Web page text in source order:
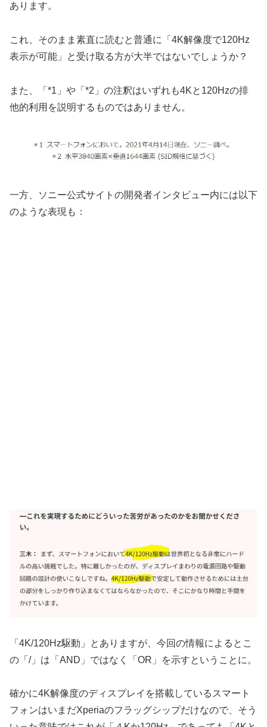
あります。
これ、そのまま素直に読むと普通に「4K解像度で120Hz
表示が可能」と受け取る方が大半ではないでしょうか？
また、「*1」や「*2」の注釈はいずれも4Kと120Hzの排
他的利用を説明するものではありません。
一方、ソニー公式サイトの開発者インタビュー内には以下
のような表現も：
「4K/120Hz駆動」とありますが、今回の情報によるとこ
の「/」は「AND」ではなく「OR」を示すということに。
確かに4K解像度のディスプレイを搭載しているスマート
フォンはいまだXperiaのフラッグシップだけなので、そう